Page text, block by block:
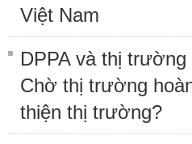
Việt Nam
DPPA và thị
Chờ thị trường
thiện thị trường?